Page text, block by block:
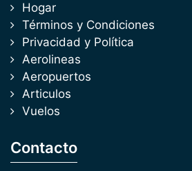
Hogar
Términos y Condiciones
Privacidad y Política
Aerolineas
Aeropuertos
Articulos
Vuelos
Contacto